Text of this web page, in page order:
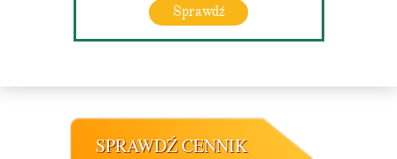
Sprawdź
SPRAWDŹ CENNIK